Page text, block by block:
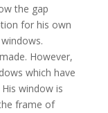
the gap
for his own
However,
which have
window is
frame of